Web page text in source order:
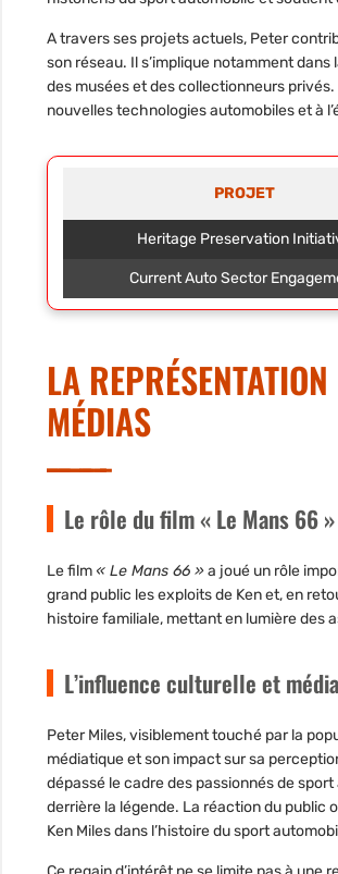
A travers ses projets actuels, Peter
son réseau. Il s’implique notamment
des musées et des collectionneurs
nouvelles technologies automobileset à
PROJET
Heritage Preservation
Current Auto Sector
LA
MÉDIAS
Le rôle du film « Le Mans 66
Le film « Le Mans 66 »a joué un rôle
grand public les exploits de Kenet, en
histoire familiale, mettant en lumière des
L’influence culturelle et
Peter Miles, visiblement touché par la
médiatique et son impact sur sa
dépassé le cadre des passionnés de
derrière la légende. La réaction du public
Ken Miles dans l’histoire du sport